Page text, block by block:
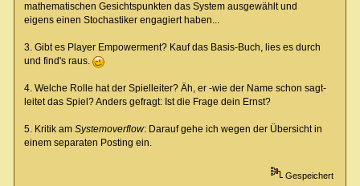
mathematischen Gesichtspunkten das System ausgewählt und
eigens einen Stochastiker engagiert haben...
3. Gibt es Player Empowerment? Kauf das Basis-Buch, lies es durch
und find's raus.
4. Welche Rolle hat der Spielleiter? Äh, er -wie der Name schon sagt-
leitet das Spiel? Anders gefragt: Ist die Frage dein Ernst?
5. Kritik am Systemoverflow: Darauf gehe ich wegen der Übersicht in
einem separaten Posting ein.
Gespeichert